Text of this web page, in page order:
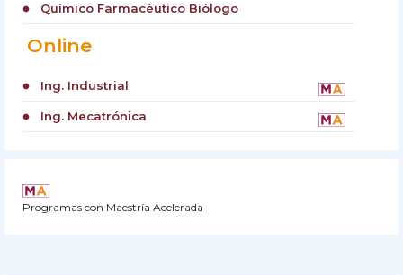
circle Químico Farmacéutico Biólogo
Online
circle Ing. Industrial
circle Ing. Mecatrónica
Programas con Maestría Acelerada